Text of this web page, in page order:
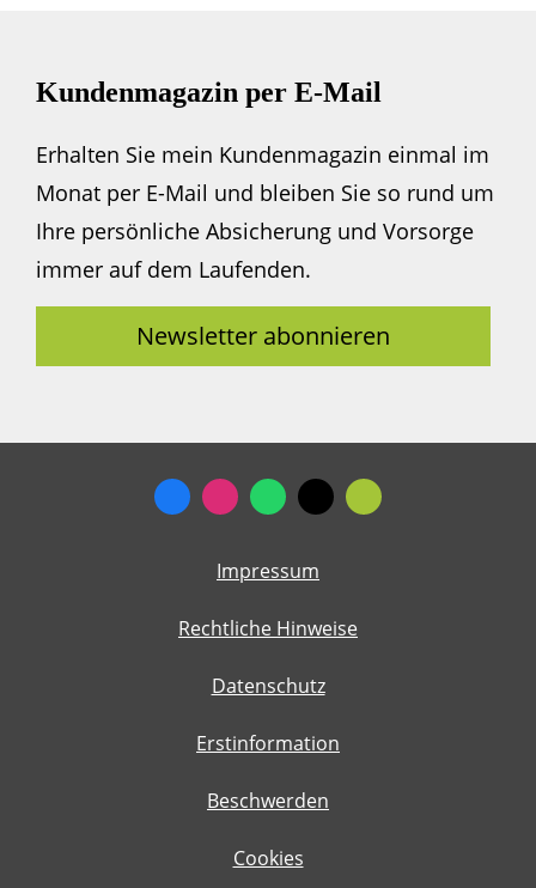
Kundenmagazin per E-Mail
Erhalten Sie mein Kundenmagazin einmal im
Monat per E-Mail und bleiben Sie so rund um
Ihre persönliche Absicherung und Vorsorge
immer auf dem Laufenden.
Newsletter abonnieren
Impressum
Rechtliche Hinweise
Datenschutz
Erstinformation
Beschwerden
Cookies